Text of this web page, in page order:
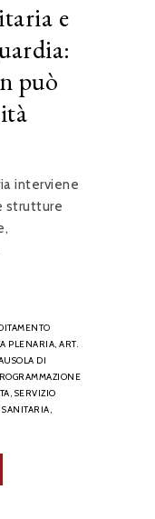
e
può
interviene
strutture
PLENARIA, ART.
DI
SERVIZIO
SANITARIA,